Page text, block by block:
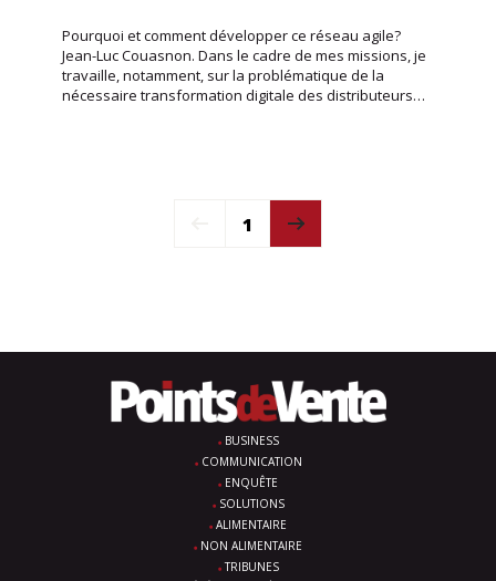
Pourquoi et comment développer ce réseau agile?
Jean-Luc Couasnon. Dans le cadre de mes missions, je
travaille, notamment, sur la problématique de la
nécessaire transformation digitale des distributeurs…
1
BUSINESS
COMMUNICATION
ENQUÊTE
SOLUTIONS
ALIMENTAIRE
NON ALIMENTAIRE
TRIBUNES